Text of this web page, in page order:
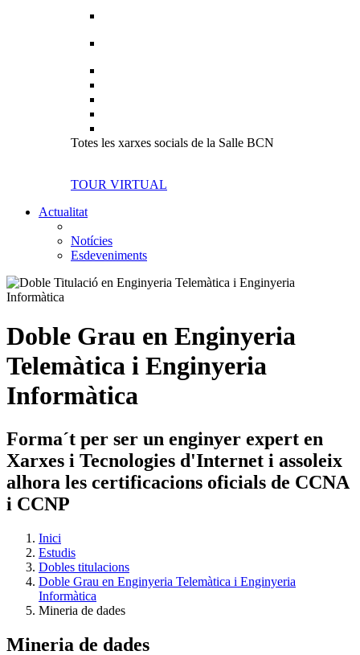
Totes les xarxes socials de la Salle BCN
TOUR VIRTUAL
Actualitat
Notícies
Esdeveniments
Doble Grau en Enginyeria
Telemàtica i Enginyeria
Informàtica
Forma´t per ser un enginyer expert en
Xarxes i Tecnologies d'Internet i assoleix
alhora les certificacions oficials de CCNA
i CCNP
Inici
Estudis
Dobles titulacions
Doble Grau en Enginyeria Telemàtica i Enginyeria
Informàtica
Mineria de dades
Mineria de dades